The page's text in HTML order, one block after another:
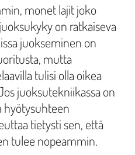
monet lajit joko
on ratkaiseva
juokseminen on
mutta
tulisi olla oikea
juoksutekniikassa on
hyötysuhteen
tietysti sen, että
tulee nopeammin.